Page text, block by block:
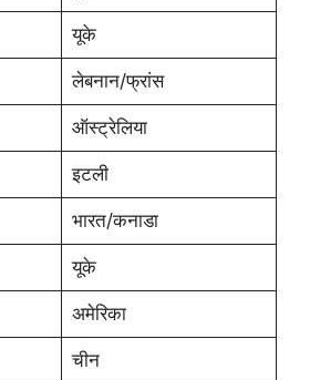
यूके
लेबनान/फ्रांस
ऑस्ट्रेलिया
इटली
भारत/कनाडा
यूके
अमेरिका
चीन